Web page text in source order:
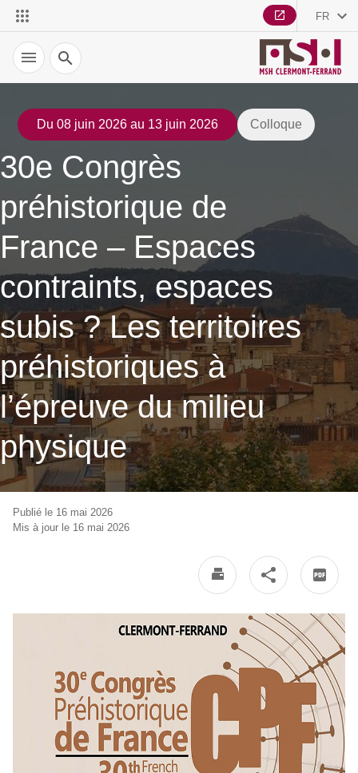
FR
Recherche
Du 08 juin 2026 au 13 juin 2026 Colloque
30e Congrès
préhistorique de
France – Espaces
contraints, espaces
subis ? Les territoires
préhistoriques à
l’épreuve du milieu
physique
Publié le 16 mai 2026
Mis à jour le 16 mai 2026